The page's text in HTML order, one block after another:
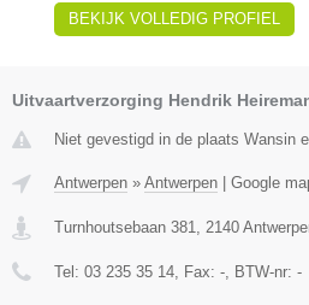
BEKIJK VOLLEDIG PROFIEL
Uitvaartverzorging Hendrik
Niet gevestigd in de plaats Wansin
Antwerpen » Antwerpen Google
Turnhoutsebaan 381 2140
Tel: 03 235 35 14 , Fax: - , BTW-nr: -